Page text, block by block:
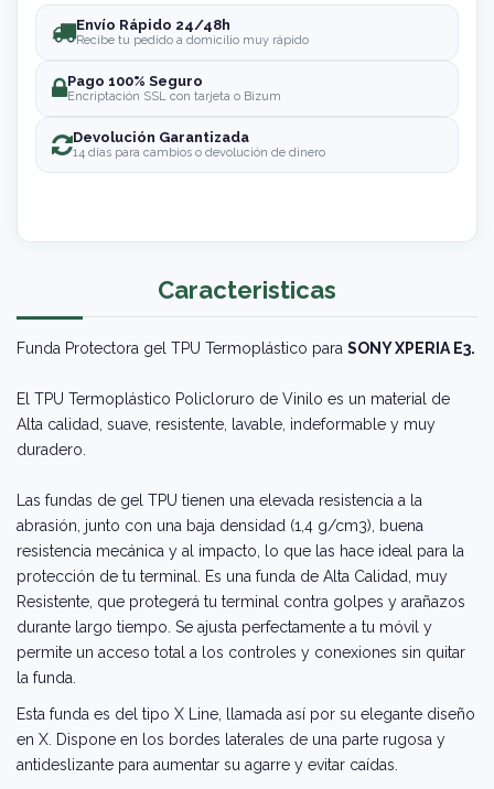
Envío Rápido 24/48h
Recibe tu pedido a domicilio muy rápido
Pago 100% Seguro
Encriptación SSL con tarjeta o Bizum
Devolución Garantizada
14 días para cambios o devolución de dinero
Caracteristicas
Funda Protectora gel TPU Termoplástico para SONY XPERIA E3.
El TPU Termoplástico Policloruro de Vinilo es un material de
Alta calidad, suave, resistente, lavable, indeformable y muy
duradero.
Las fundas de gel TPU tienen una elevada resistencia a la
abrasión, junto con una baja densidad (1,4 g/cm3), buena
resistencia mecánica y al impacto, lo que las hace ideal para la
protección de tu terminal. Es una funda de Alta Calidad, muy
Resistente, que protegerá tu terminal contra golpes y arañazos
durante largo tiempo. Se ajusta perfectamente a tu móvil y
permite un acceso total a los controles y conexiones sin quitar
la funda.
Esta funda es del tipo X Line, llamada así por su elegante diseño
en X. Dispone en los bordes laterales de una parte rugosa y
antideslizante para aumentar su agarre y evitar caídas.